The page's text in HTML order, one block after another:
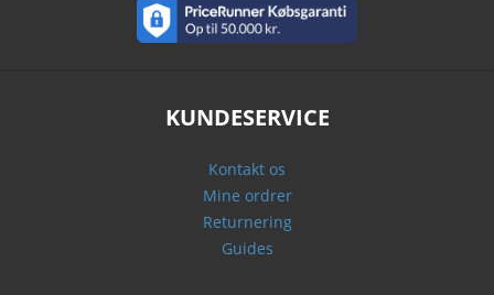
KUNDESERVICE
Kontakt os
Mine ordrer
Returnering
Guides